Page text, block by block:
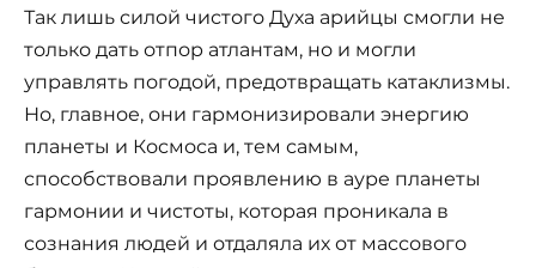
Так лишь силой чистого Духа арийцы смогли не
только дать отпор атлантам, но и могли
управлять погодой, предотвращать катаклизмы.
Но, главное, они гармонизировали энергию
планеты и Космоса и, тем самым,
способствовали проявлению в ауре планеты
гармонии и чистоты, которая проникала в
сознания людей и отдаляла их от массового